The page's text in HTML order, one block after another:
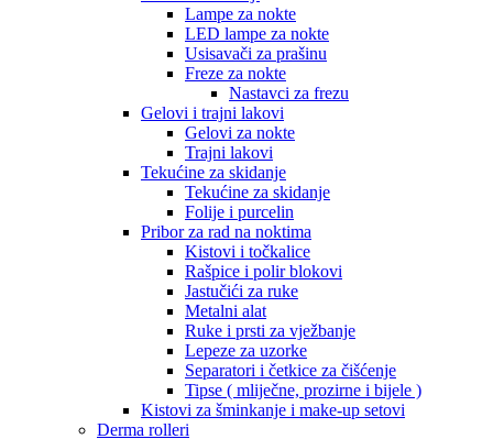
Lampe za nokte
LED lampe za nokte
Usisavači za prašinu
Freze za nokte
Nastavci za frezu
Gelovi i trajni lakovi
Gelovi za nokte
Trajni lakovi
Tekućine za skidanje
Tekućine za skidanje
Folije i purcelin
Pribor za rad na noktima
Kistovi i točkalice
Rašpice i polir blokovi
Jastučići za ruke
Metalni alat
Ruke i prsti za vježbanje
Lepeze za uzorke
Separatori i četkice za čišćenje
Tipse ( mliječne, prozirne i bijele )
Kistovi za šminkanje i make-up setovi
Derma rolleri